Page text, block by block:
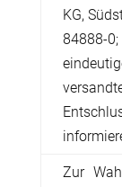
KG,
84888-
Zur